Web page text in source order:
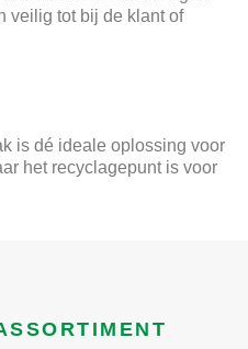
veilig tot bij de klant of
is dé ideale oplossing voor
het recyclagepunt is voor